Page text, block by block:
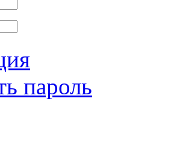
пароль